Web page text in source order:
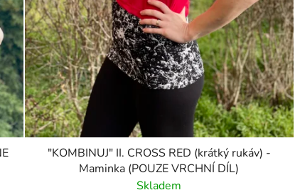
"KOMBINUJ" II. CROSS RED (krátký rukáv) -
Maminka (POUZE VRCHNÍ DÍL)
Skladem